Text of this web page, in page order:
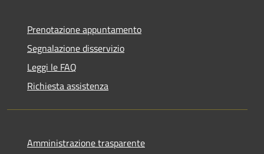
Prenotazione appuntamento
Segnalazione disservizio
Leggi le FAQ
Richiesta assistenza
Amministrazione trasparente